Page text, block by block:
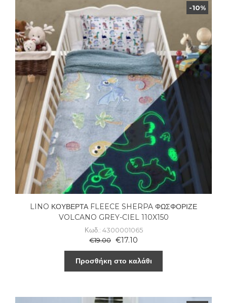
-10%
LINO ΚΟΥΒΕΡΤΑ FLEECE SHERPA ΦΩΣΦΟΡΙΖΕ
VOLCANO GREY-CIEL 110X150
Κωδ.: 4300001065
€19.00 €17.10
Προσθήκη στο καλάθι